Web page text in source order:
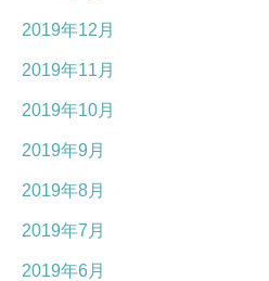
2019年12月
2019年11月
2019年10月
2019年9月
2019年8月
2019年7月
2019年6月